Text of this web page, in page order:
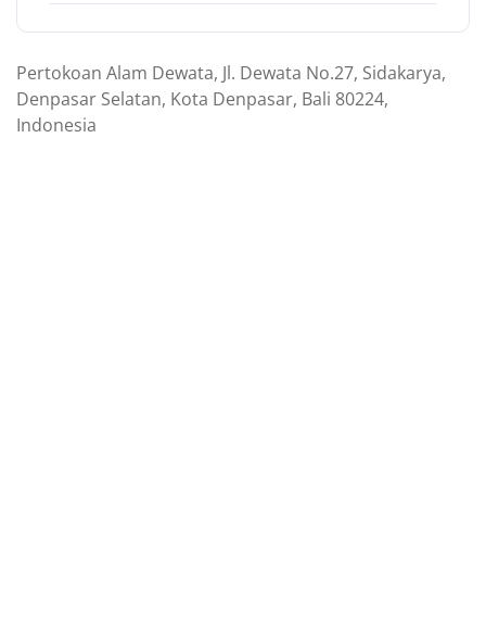
Pertokoan Alam Dewata, Jl. Dewata No.27, Sidakarya,
Denpasar Selatan, Kota Denpasar, Bali 80224,
Indonesia